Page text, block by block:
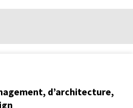
d’architecture,